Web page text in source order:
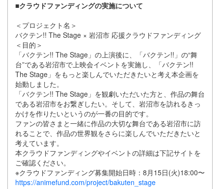
■クラウドファンディングの実施について
＜プロジェクト名＞
バクテン!! The Stage × 岩沼市 応援クラウドファンディング
＜⽬的＞
「バクテン!! The Stage」の上演後に、「バクテン!!」の“舞
台”である岩沼市で上映会イベントを実施し、「バクテン!!
The Stage」をもっと楽しんでいただきたいと考え本企画を
始動しました。
「バクテン!! The Stage」を観劇いただいた⽅と、作品の舞台
である岩沼市をお繋ぎしたい。そして、岩沼市を訪れるきっ
かけを作りたいというのが⼀番の⽬的です。
ファンの皆さまと⼀緒に作品の⼤切な舞台である岩沼市に訪
れることで、作品の世界観をさらに楽しんでいただきたいと
考えています。
本クラウドファンディングやイベントの詳細は下記サイトを
ご確認ください。
※クラウドファンディング募集開始⽇時：8⽉15⽇(⽕)18:00〜
https://animefund.com/project/bakuten_stage